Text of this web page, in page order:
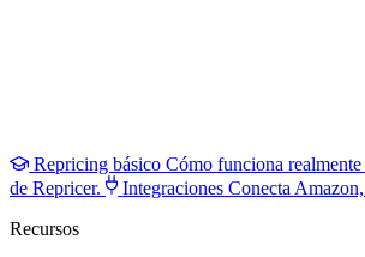
Repricing básico Cómo funciona
de Repricer.
Integraciones Conecta
Recursos